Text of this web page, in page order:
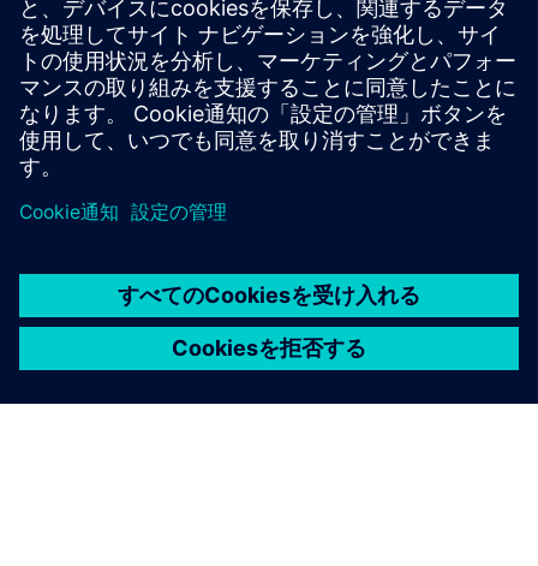
動画の紹介文とウェビナー
LinkedInで最新のお知らせをご覧ください
必要条件